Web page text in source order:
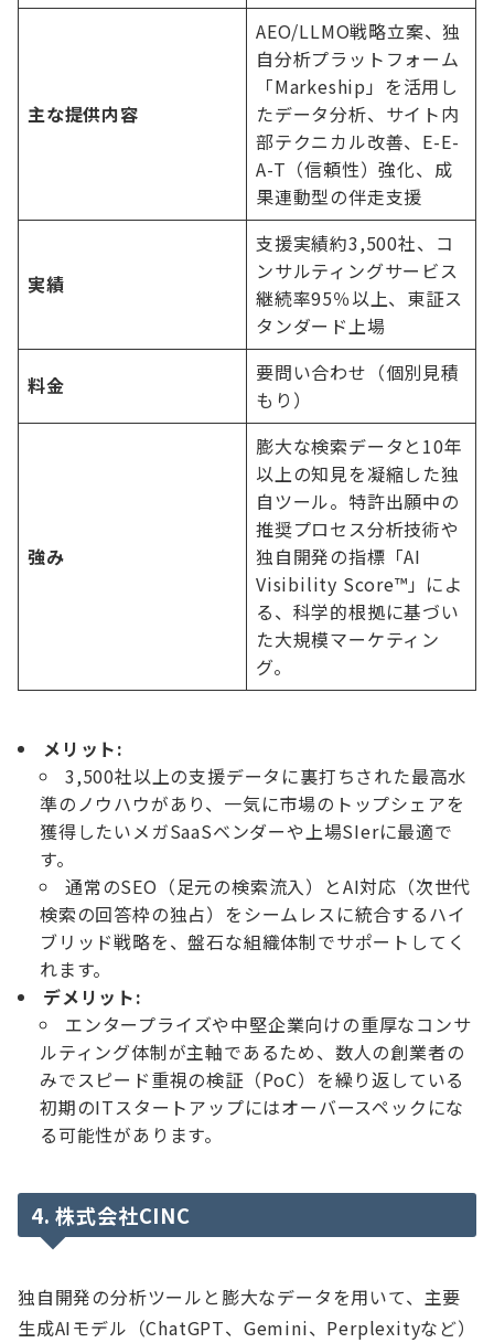
主な提供内容
AEO/LLMO戦略立案、独
自分析プラットフォーム
「Markeship」を活用し
たデータ分析、サイト内
部テクニカル改善、E-E-
A-T（信頼性）強化、成
果連動型の伴走支援
実績
支援実績約3,500社、コ
ンサルティングサービス
継続率95％以上、東証ス
タンダード上場
料金
要問い合わせ（個別見積
もり）
強み
膨大な検索データと10年
以上の知見を凝縮した独
自ツール。特許出願中の
推奨プロセス分析技術や
独自開発の指標「AI
Visibility Score™」によ
る、科学的根拠に基づい
た大規模マーケティン
グ。
メリット:
3,500社以上の支援データに裏打ちされた最高水
準のノウハウがあり、一気に市場のトップシェアを
獲得したいメガSaaSベンダーや上場SIerに最適で
す。
通常のSEO（足元の検索流入）とAI対応（次世代
検索の回答枠の独占）をシームレスに統合するハイ
ブリッド戦略を、盤石な組織体制でサポートしてく
れます。
デメリット:
エンタープライズや中堅企業向けの重厚なコンサ
ルティング体制が主軸であるため、数人の創業者の
みでスピード重視の検証（PoC）を繰り返している
初期のITスタートアップにはオーバースペックにな
る可能性があります。
4. 株式会社CINC
独自開発の分析ツールと膨大なデータを用いて、主要
生成AIモデル（ChatGPT、Gemini、Perplexityなど）